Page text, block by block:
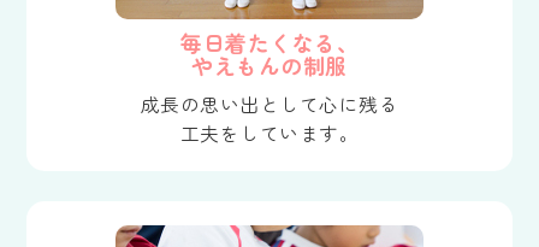
毎日着たくなる、
やえもんの制服
成長の思い出として心に残る
工夫をしています。